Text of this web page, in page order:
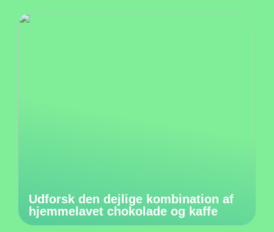
Udforsk den dejlige kombination af
hjemmelavet chokolade og kaffe